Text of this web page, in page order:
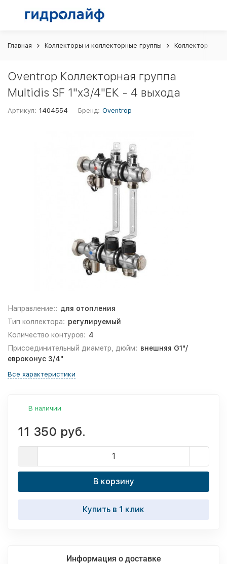
Главная Коллекторы и коллекторные группы Коллекторные
Oventrop Коллекторная группа
Multidis SF 1"x3/4"ЕК - 4 выхода
Артикул: 1404554 Бренд: Oventrop
Направление:: для отопления
Тип коллектора: регулируемый
Количество контуров: 4
Присоединительный диаметр, дюйм: внешняя G1"/
евроконус 3/4"
Все характеристики
В наличии
11 350 руб.
В корзину
Купить в 1 клик
Информация о доставке